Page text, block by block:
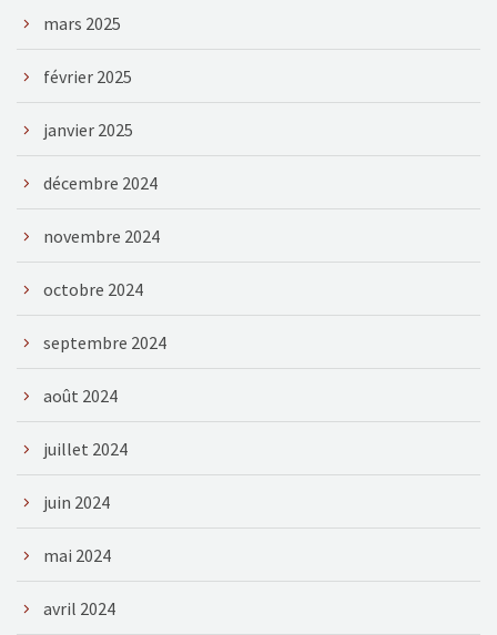
mars 2025
février 2025
janvier 2025
décembre 2024
novembre 2024
octobre 2024
septembre 2024
août 2024
juillet 2024
juin 2024
mai 2024
avril 2024